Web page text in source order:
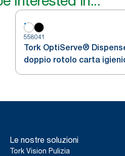
558041
Tork OptiServe®
doppio rotolo carta
senz'anima, bianco, T7
Le nostre soluzioni
Tork Vision Pulizia